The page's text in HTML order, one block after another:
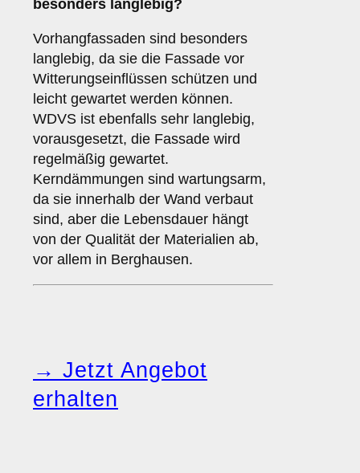
besonders langlebig?
Vorhangfassaden sind besonders
langlebig, da sie die Fassade vor
Witterungseinflüssen schützen und
leicht gewartet werden können.
WDVS ist ebenfalls sehr langlebig,
vorausgesetzt, die Fassade wird
regelmäßig gewartet.
Kerndämmungen sind wartungsarm,
da sie innerhalb der Wand verbaut
sind, aber die Lebensdauer hängt
von der Qualität der Materialien ab,
vor allem in Berghausen.
→ Jetzt Angebot
erhalten